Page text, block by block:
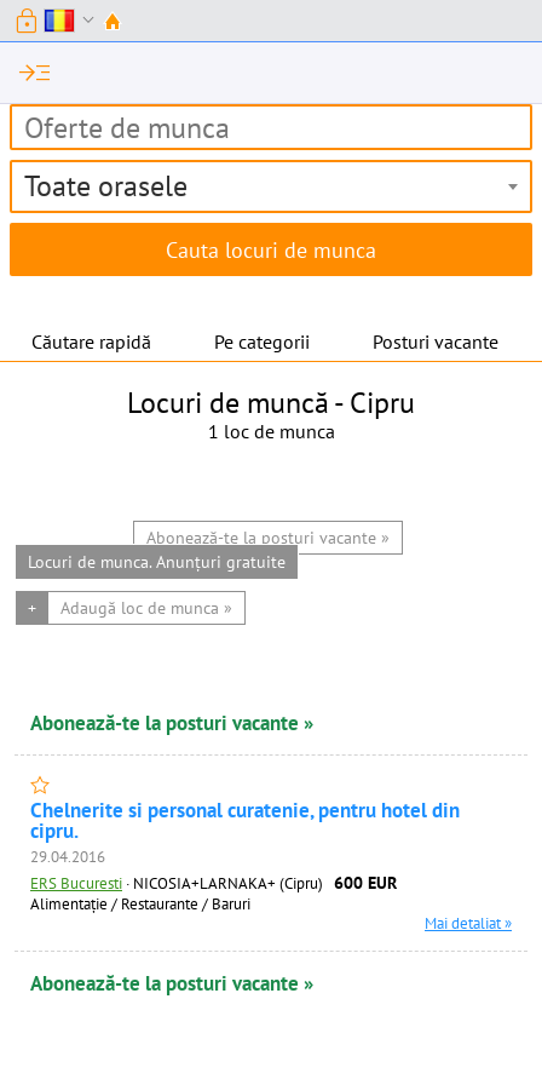
lock expand_more
read_more
Toate orasele
Căutare rapidă Pe categorii Posturi vacante
Locuri de muncă -Cipru
1 loc de munca
Abonează-te la posturi vacante »
Locuri de munca. Anunțuri gratuite
+ Adaugă loc de munca »
Abonează-te la posturi vacante »
Chelnerite si personal curatenie, pentru hotel din
cipru.
29.04.2016
ERS Bucuresti · NICOSIA+LARNAKA+ (Cipru) 600 EUR
Alimentație / Restaurante / Baruri
Mai detaliat »
Abonează-te la posturi vacante »